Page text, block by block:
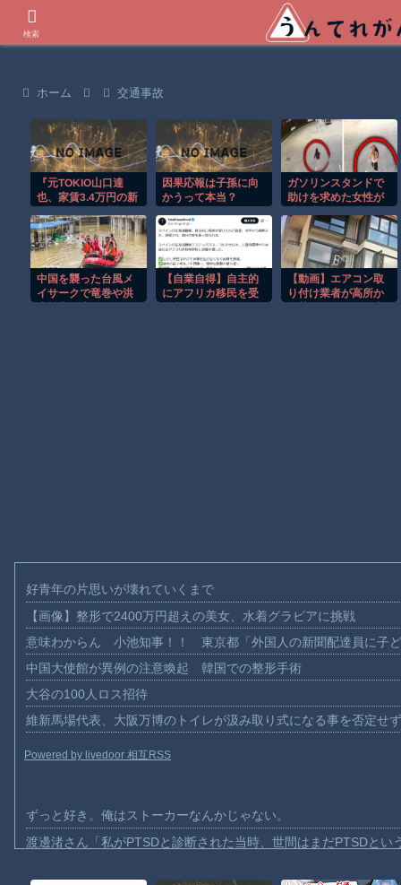
ホーム 交通事故
『元TOKIO山口達
也、家賃3.4万円の新
のCMギャラ、流出
ｗ』ほか 8/4 ネタ
因果応報は子孫に向
かうって本当？
ガソリンスタンドで
助けを求めた女性が
間！！
中国を襲った台風メ
イサークで竜巻や洪
【自業自得】自主的
にアフリカ移民を受
【動画】エアコン取
り付け業者が高所か
好青年の片思いが壊れていくまで
【画像】整形で2400万円超えの美女、水着グラビアに挑戦
意味わからん 小池知事！！ 東京都「外国人の新聞配達員に子
中国大使館が異例の注意喚起 韓国での整形手術
大谷の100人ロス招待
維新馬場代表、大阪万博のトイレが汲み取り式になる事を否定せ
Powered by livedoor 相互RSS
ずっと好き。俺はストーカーなんかじゃない。
渡邊渚さん「私がPTSDと診断された当時、世間はまだPTSDとい
検索